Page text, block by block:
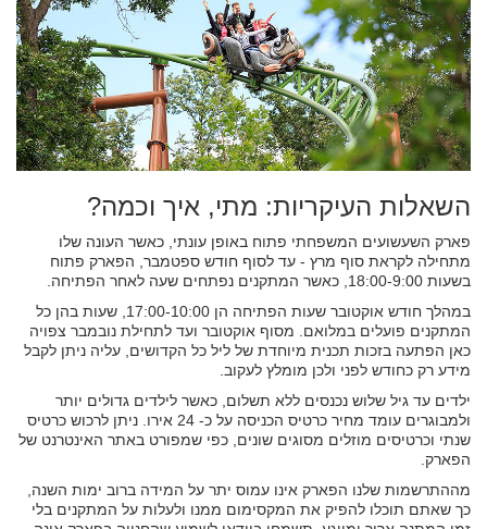
השאלות העיקריות: מתי, איך וכמה?
פארק השעשועים המשפחתי פתוח באופן עונתי, כאשר העונה שלו
מתחילה לקראת סוף מרץ - עד לסוף חודש ספטמבר, הפארק פתוח
בשעות 18:00-9:00, כאשר המתקנים נפתחים שעה לאחר הפתיחה.
במהלך חודש אוקטובר שעות הפתיחה הן 17:00-10:00, שעות בהן כל
המתקנים פועלים במלואם. מסוף אוקטובר ועד לתחילת נובמבר צפויה
כאן הפתעה בזכות תכנית מיוחדת של ליל כל הקדושים, עליה ניתן לקבל
מידע רק כחודש לפני ולכן מומלץ לעקוב.
ילדים עד גיל שלוש נכנסים ללא תשלום, כאשר לילדים גדולים יותר
ולמבוגרים עומד מחיר כרטיס הכניסה על כ- 24 אירו. ניתן לרכוש כרטיס
שנתי וכרטיסים מוזלים מסוגים שונים, כפי שמפורט באתר האינטרנט של
הפארק.
מההתרשמות שלנו הפארק אינו עמוס יתר על המידה ברוב ימות השנה,
כך שאתם תוכלו להפיק את המקסימום ממנו ולעלות על המתקנים בלי